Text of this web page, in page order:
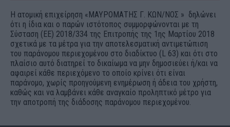
Η ατομική επιχείρηση «ΜΑΥΡΟΜΑΤΗΣ Γ. ΚΩΝ/ΝΟΣ » δηλώνει
ότι η ίδια και ο παρών ιστότοπος συμμορφώνονται με τη
Σύσταση (ΕΕ) 2018/334 της Επιτροπής της 1ης Μαρτίου 2018
σχετικά με τα μέτρα για την αποτελεσματική αντιμετώπιση
του παράνομου περιεχομένου στο διαδίκτυο (L 63) και ότι στο
πλαίσιο αυτό διατηρεί το δικαίωμα να μην δημοσιεύει ή/και να
αφαιρεί κάθε περιεχόμενο το οποίο κρίνει ότι είναι
παράνομο, χωρίς προηγούμενη ενημέρωση ή άδεια του χρήστη,
καθώς και να λαμβάνει κάθε αναγκαίο προληπτικό μέτρο για
την αποτροπή της διάδοσης παράνομου περιεχομένου.